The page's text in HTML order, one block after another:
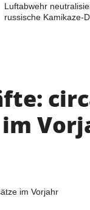
Luftabwehr
russische Kamikaze-